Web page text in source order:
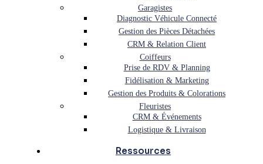
Garagistes
Diagnostic Véhicule Connecté
Gestion des Pièces Détachées
CRM & Relation Client
Coiffeurs
Prise de RDV & Planning
Fidélisation & Marketing
Gestion des Produits & Colorations
Fleuristes
CRM & Événements
Logistique & Livraison
Ressources